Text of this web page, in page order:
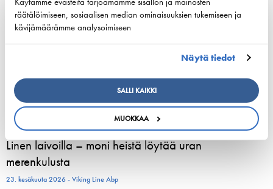
räätälöimiseen, sosiaalisen median ominaisuuksien tukemiseen ja
kävijämäärämme analysoimiseen
Näytä tiedot
SALLI KAIKKI
MUOKKAA
5.8.2026
3. elokuuta 2026 - Tallink Silja Oy
Pohjoismaiset varustamoedustajat kokoontuvat
Helsinkiin vahvistamaan meriliikenteen resilienssiä
24. kesäkuuta 2026 - Suomen Varustamot Ry
800 kesätyöntekijää aloittelee parhaillaan Viking
Linen laivoilla – moni heistä löytää uran
merenkulusta
23. kesäkuuta 2026 - Viking Line Abp